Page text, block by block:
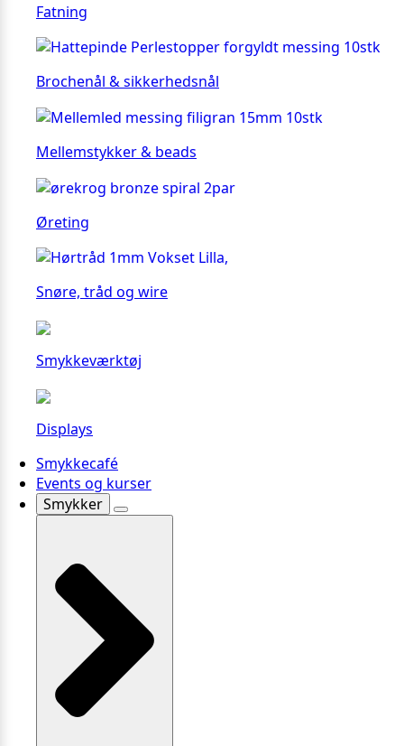
Fatning
Brochenål & sikkerhedsnål
Mellemstykker & beads
Øreting
Snøre, tråd og wire
Smykkeværktøj
Displays
Smykkecafé
Events og kurser
Smykker